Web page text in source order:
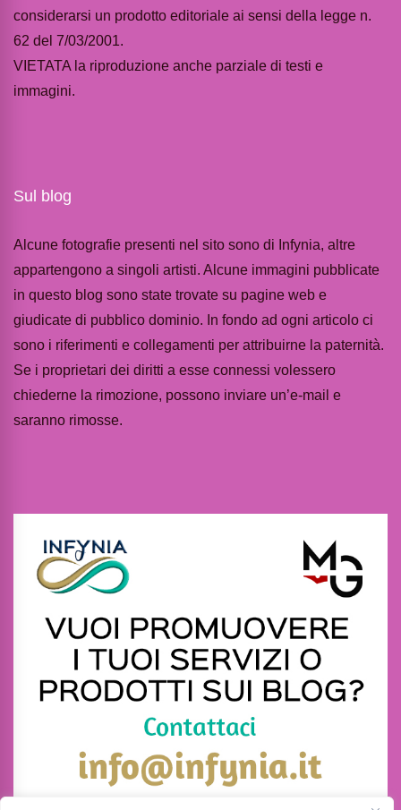
considerarsi un prodotto editoriale ai sensi della legge n.
62 del 7/03/2001.
VIETATA la riproduzione anche parziale di testi e
immagini.
Sul blog
Alcune fotografie presenti nel sito sono di Infynia, altre
appartengono a singoli artisti. Alcune immagini pubblicate
in questo blog sono state trovate su pagine web e
giudicate di pubblico dominio. In fondo ad ogni articolo ci
sono i riferimenti e collegamenti per attribuirne la paternità.
Se i proprietari dei diritti a esse connessi volessero
chiederne la rimozione, possono inviare un’e-mail e
saranno rimosse.